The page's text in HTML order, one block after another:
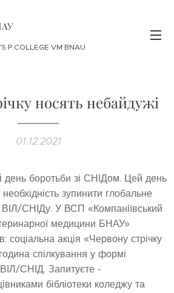
P.COLLEGE VM BNAU
носять небайдужі
01.12.2021
день боротьби зі СНІДом. Цей день
зупинити глобальне
ВІЛ/СНІДу. У ВСП «Компаніївський
медицини БНАУ»
соціальна акція «Червону стрічку
спілкування у формі
СНІД. Запитуєте -
бібліотеки коледжу та